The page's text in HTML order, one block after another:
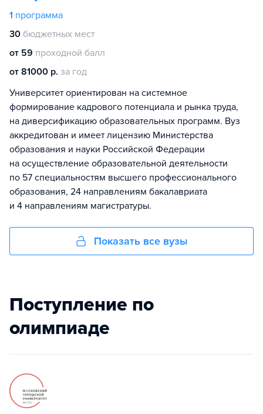
1 программа
30 бюджетных мест
от 59 проходной балл
от 81000 р. за год
Университет ориентирован на системное
формирование кадрового потенциала и рынка труда,
на диверсификацию образовательных программ. Вуз
аккредитован и имеет лицензию Министерства
образования и науки Российской Федерации
на осуществление образовательной деятельности
по 57 специальностям высшего профессионального
образования, 24 направлениям бакалавриата
и 4 направлениям магистратуры.
Показать все вузы
Поступление по
олимпиаде